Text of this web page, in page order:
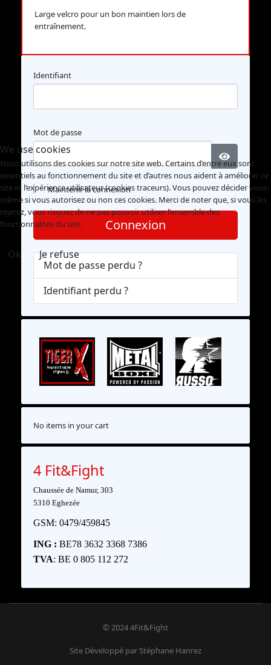
Large velcro pour un bon maintien lors de
entraînement.
Identifiant
Mot de passe
Afficher
Maintenir la connexion
Connexion
Mot de passe perdu ?
Identifiant perdu ?
No items in your cart
4 Fit&Fight
Chaussée de Namur, 303
5310 Eghezée
GSM: 0479/459845
ING : BE78 3632 3368 7386
TVA: BE 0 805 112 272
© 2024 4Fit&Fight
Site Développé par Stéphane Hanrez
We use cookies
Nous utilisons des cookies sur notre site web. Certains d’entre eux sont
essentiels au fonctionnement du site et d’autres nous aident à améliorer ce
site et l’expérience utilisateur (cookies traceurs). Vous pouvez décider vous-
même si vous autorisez ou non ces cookies. Merci de noter que, si vous les
rejetez, vous risquez de ne pas pouvoir utiliser l’ensemble des
fonctionnalités du site.
Ok Je refuse